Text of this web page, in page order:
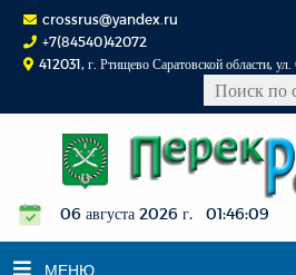
crossrus@yandex.ru
+7(84540)42072
412031, г. Ртищево Саратовской области, ул.
06 августа 2026 г. 01:46:10
МЕНЮ